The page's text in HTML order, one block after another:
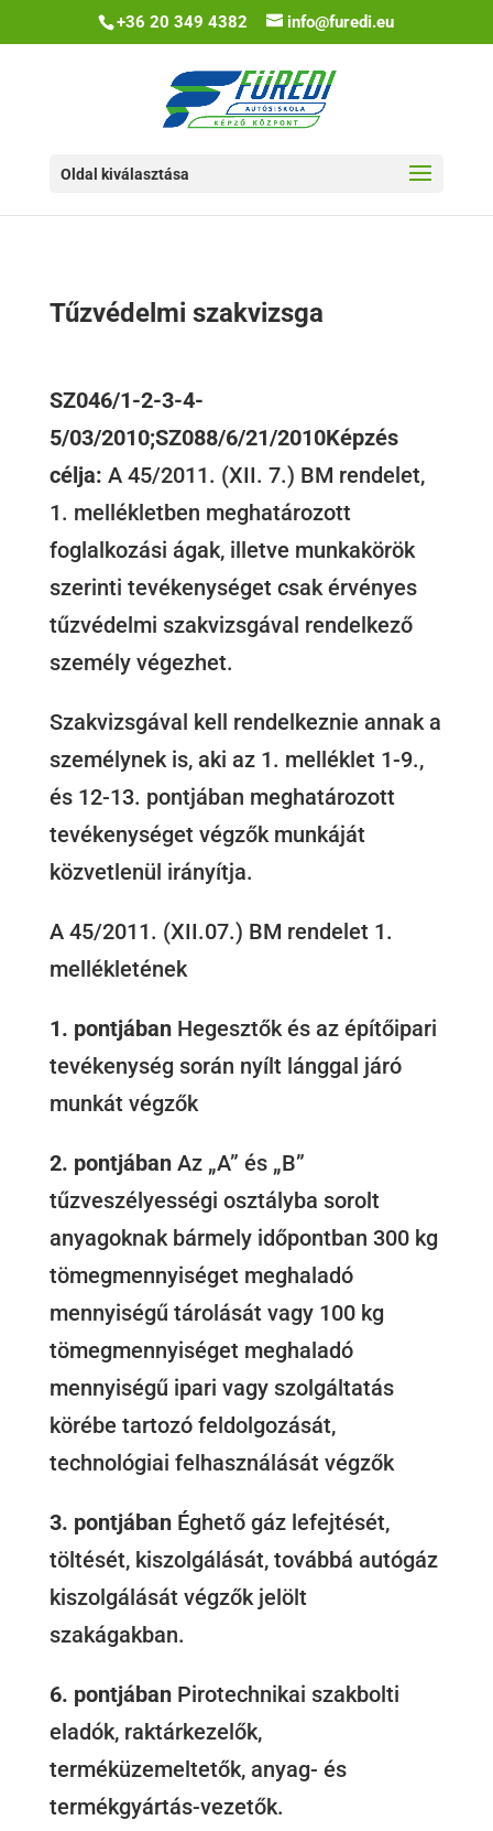
+36 20 349 4382 info@furedi.eu
Oldal kiválasztása
Tűzvédelmi szakvizsga
SZ046/1-2-3-4-
5/03/2010;SZ088/6/21/2010Képzés
célja: A 45/2011. (XII. 7.) BM rendelet,
1. mellékletben meghatározott
foglalkozási ágak, illetve munkakörök
szerinti tevékenységet csak érvényes
tűzvédelmi szakvizsgával rendelkező
személy végezhet.
Szakvizsgával kell rendelkeznie annak a
személynek is, aki az 1. melléklet 1-9.,
és 12-13. pontjában meghatározott
tevékenységet végzők munkáját
közvetlenül irányítja.
A 45/2011. (XII.07.) BM rendelet 1.
mellékletének
1. pontjában Hegesztők és az építőipari
tevékenység során nyílt lánggal járó
munkát végzők
2. pontjában Az „A” és „B”
tűzveszélyességi osztályba sorolt
anyagoknak bármely időpontban 300 kg
tömegmennyiséget meghaladó
mennyiségű tárolását vagy 100 kg
tömegmennyiséget meghaladó
mennyiségű ipari vagy szolgáltatás
körébe tartozó feldolgozását,
technológiai felhasználását végzők
3. pontjában Éghető gáz lefejtését,
töltését, kiszolgálását, továbbá autógáz
kiszolgálását végzők jelölt
szakágakban.
6. pontjában Pirotechnikai szakbolti
eladók, raktárkezelők,
terméküzemeltetők, anyag- és
termékgyártás-vezetők.